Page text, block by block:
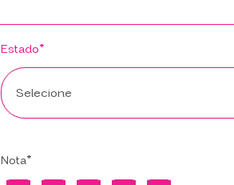
Estado*
Nota*